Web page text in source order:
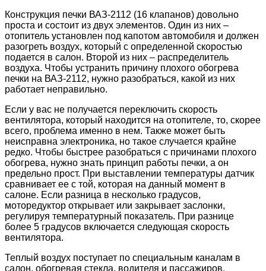
Конструкция печки ВАЗ-2112 (16 клапанов) довольно
проста и состоит из двух элементов. Один из них –
отопитель установлен под капотом автомобиля и должен
разогреть воздух, который с определенной скоростью
подается в салон. Второй из них – распределитель
воздуха. Чтобы устранить причину плохого обогрева
печки на ВАЗ-2112, нужно разобраться, какой из них
работает неправильно.
Если у вас не получается переключить скорость
вентилятора, который находится на отопителе, то, скорее
всего, проблема именно в нем. Также может быть
неисправна электроника, но такое случается крайне
редко. Чтобы быстрее разобраться с причинами плохого
обогрева, нужно знать принцип работы печки, а он
предельно прост. При выставлении температуры датчик
сравнивает ее с той, которая на данный момент в
салоне. Если разница в несколько градусов,
моторедуктор открывает или закрывает заслонки,
регулируя температурный показатель. При разнице
более 5 градусов включается следующая скорость
вентилятора.
Теплый воздух поступает по специальным каналам в
салон, обогревая стекла, водителя и пассажиров.